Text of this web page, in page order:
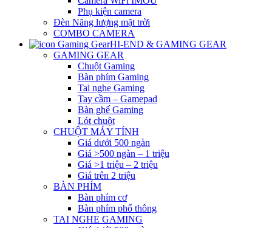
Phụ kiện camera
Đèn Năng lượng mặt trời
COMBO CAMERA
HI-END & GAMING GEAR
GAMING GEAR
Chuột Gaming
Bàn phím Gaming
Tai nghe Gaming
Tay cầm – Gamepad
Bàn ghế Gaming
Lót chuột
CHUỘT MÁY TÍNH
Giá dưới 500 ngàn
Giá >500 ngàn – 1 triệu
Giá >1 triệu – 2 triệu
Giá trên 2 triệu
BÀN PHÍM
Bàn phím cơ
Bàn phím phổ thông
TAI NGHE GAMING